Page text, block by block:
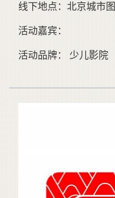
线下地点：北京城市
活动嘉宾：
活动品牌： 少儿影院